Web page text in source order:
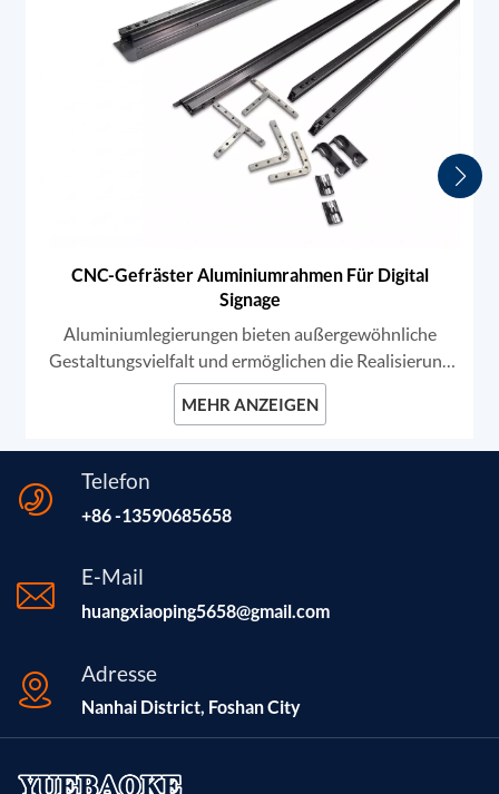
CNC-Gefräster Aluminiumrahmen Für Digital
Signage
Aluminiumlegierungen bieten außergewöhnliche
Gestaltungsvielfalt und ermöglichen die Realisierung
nahezu jeder Form und Kontur. Diese
Anpassungsfähigkeit macht Aluminium zur ersten
MEHR ANZEIGEN
Telefon
+86 -13590685658
E-Mail
huangxiaoping5658@gmail.com
Adresse
Nanhai District, Foshan City